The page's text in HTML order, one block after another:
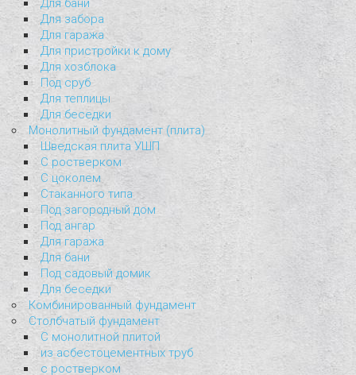
Для бани
Для забора
Для гаража
Для пристройки к дому
Для хозблока
Под сруб
Для теплицы
Для беседки
Монолитный фундамент (плита)
Шведская плита УШП
С ростверком
С цоколем
Стаканного типа
Под загородный дом
Под ангар
Для гаража
Для бани
Под садовый домик
Для беседки
Комбинированный фундамент
Столбчатый фундамент
С монолитной плитой
из асбестоцементных труб
с ростверком